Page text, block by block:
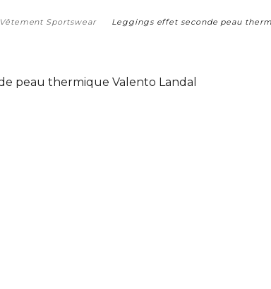
Vêtement Sportswear Leggings effet seconde peau